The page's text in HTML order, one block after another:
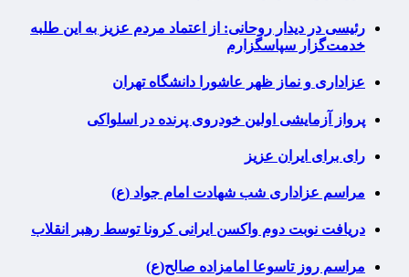
رئیسی در دیدار روحانی: از اعتماد مردم عزیز به این طلبه
خدمت‌گزار سپاسگزارم
عزاداری و نماز ظهر عاشورا دانشگاه تهران
پرواز آزمایشی اولین خودروی پرنده در اسلواکی
رای برای ایران عزیز
مراسم عزاداری شب شهادت امام جواد (ع)
دریافت نوبت دوم واکسن ایرانی کرونا توسط رهبر انقلاب
مراسم روز تاسوعا امامزاده صالح(ع)